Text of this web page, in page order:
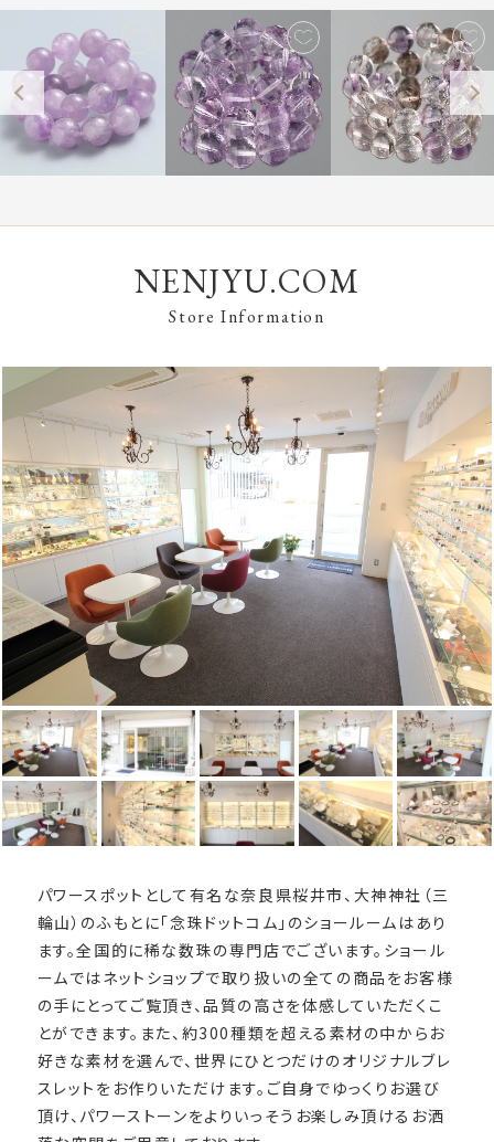
NENJYU.COM
Store Information
パワースポットとして有名な奈良県桜井市、大神神社（三
輪山）のふもとに「念珠ドットコム」のショールームはあり
ます。全国的に稀な数珠の専門店でございます。ショール
ームではネットショップで取り扱いの全ての商品をお客様
の手にとってご覧頂き、品質の高さを体感していただくこ
とができます。また、約300種類を超える素材の中からお
好きな素材を選んで、世界にひとつだけのオリジナルブレ
スレットをお作りいただけます。ご自身でゆっくりお選び
頂け、パワーストーンをよりいっそうお楽しみ頂けるお洒